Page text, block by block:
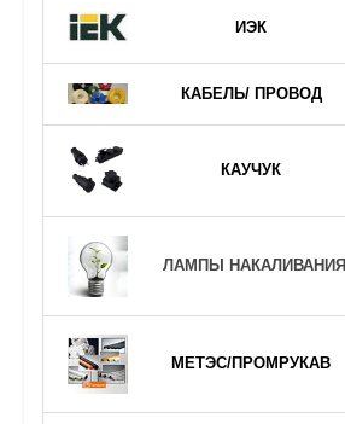
ИЭК
КАБЕЛЬ/ ПРОВОД
КАУЧУК
ЛАМПЫ НАКАЛИВАНИЯ
МЕТЭС/ПРОМРУКАВ